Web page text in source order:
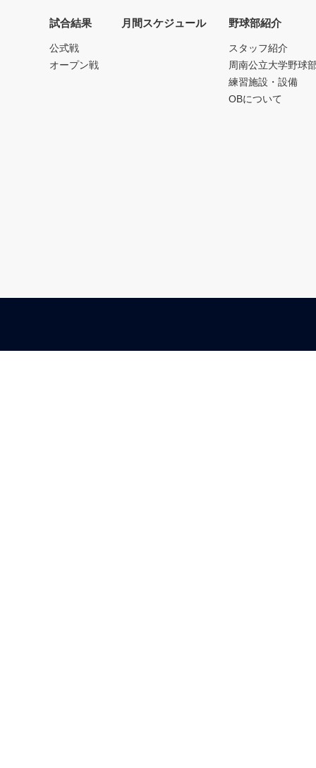
試合結果
公式戦
オープン戦
月間スケジュール 野球部紹介
スタッフ紹介
周南公立大学野球
練習施設・設備
OBについて